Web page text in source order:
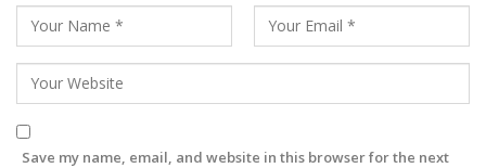
Save my name, email, and website in this browser for the next